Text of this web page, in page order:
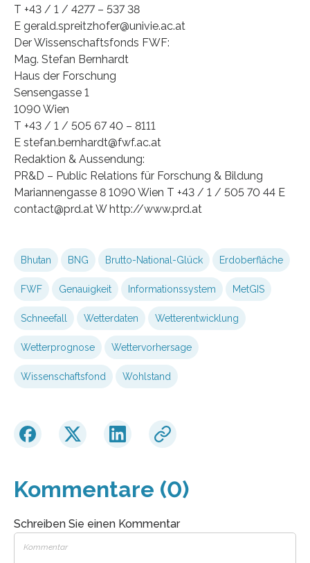
T +43 / 1 / 4277 – 537 38
E gerald.spreitzhofer@univie.ac.at
Der Wissenschaftsfonds FWF:
Mag. Stefan Bernhardt
Haus der Forschung
Sensengasse 1
1090 Wien
T +43 / 1 / 505 67 40 – 8111
E stefan.bernhardt@fwf.ac.at
Redaktion & Aussendung:
PR&D – Public Relations für Forschung & Bildung
Mariannengasse 8 1090 Wien T +43 / 1 / 505 70 44 E
contact@prd.at W http://www.prd.at
Bhutan BNG Brutto-National-Glück Erdoberfläche
FWF Genauigkeit Informationssystem MetGIS
Schneefall Wetterdaten Wetterentwicklung
Wetterprognose Wettervorhersage
Wissenschaftsfond Wohlstand
Kommentare (0)
Schreiben Sie einen Kommentar